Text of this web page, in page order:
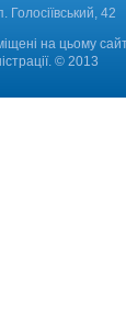
42
на цьому
© 2013